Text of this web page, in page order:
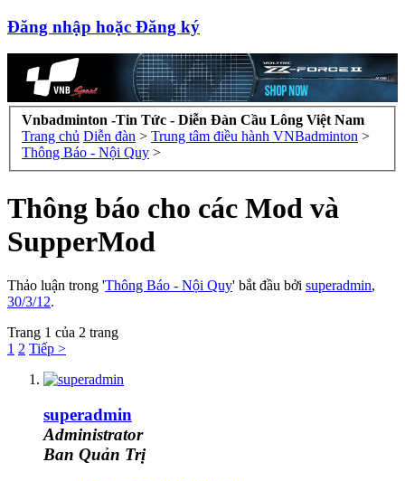
Đăng nhập hoặc Đăng ký
Vnbadminton -Tin Tức - Diễn Đàn Cầu Lông Việt Nam
Trang chủ Diễn đàn > Trung tâm điều hành VNBadminton >
Thông Báo - Nội Quy >
Thông báo cho các Mod và
SupperMod
Thảo luận trong 'Thông Báo - Nội Quy' bắt đầu bởi superadmin,
30/3/12.
Trang 1 của 2 trang
1 2 Tiếp >
superadmin
Administrator
Ban Quản Trị